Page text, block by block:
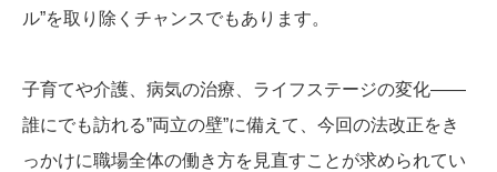
ル”を取り除くチャンスでもあります。
子育てや介護、病気の治療、ライフステージの変化――
誰にでも訪れる”両立の壁”に備えて、今回の法改正をき
っかけに職場全体の働き方を見直すことが求められてい